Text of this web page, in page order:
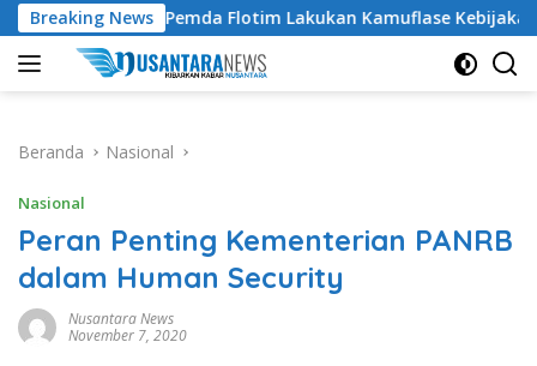
Langsung
ke
konten
Breaking News
Pemda Flotim Lakukan Kamuflase Kebijakan Politik
Beranda Nasional
Nasional
Peran Penting Kementerian PANRB
dalam Human Security
Nusantara News
November 7, 2020